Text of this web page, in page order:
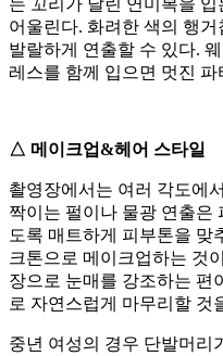
는 꼬리가 달린 연미복을
어울린다. 화려한 색의 행
발랄하게 연출할 수 있다.
레스를 함께 입으면 멋진
△ 메이크업&헤어 스타일
촬영장에서는 여러 각도에
짝이는 펄이나 물광 연출은
도록 매트하게 피부톤을 맞
크톤으로 메이크업하는 것
장으로 눈매를 강조하는 편
로 자연스럽게 마무리할 것
중년 여성의 경우 단발머리